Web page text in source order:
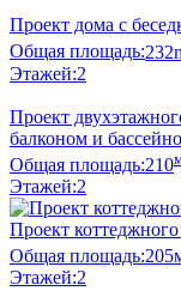
Проект дома с
Общая площадь:
Этажей:2
Проект
балконом и
Общая площадь:210
Этажей:2
Проект
Общая площадь:
Этажей:2